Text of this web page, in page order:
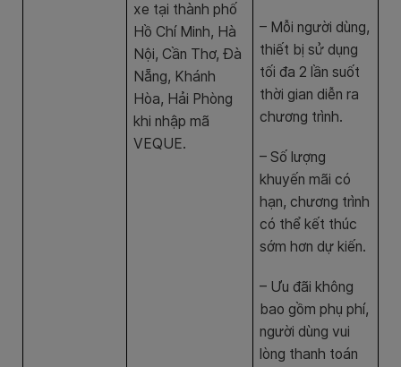
xe tại thành phố
Hồ Chí Minh, Hà
Nội, Cần Thơ, Đà
Nẵng, Khánh
Hòa, Hải Phòng
khi nhập mã
VEQUE.
– Mỗi người dùng,
thiết bị sử dụng
tối đa 2 lần suốt
thời gian diễn ra
chương trình.
– Số lượng
khuyến mãi có
hạn, chương trình
có thể kết thúc
sớm hơn dự kiến.
– Ưu đãi không
bao gồm phụ phí,
người dùng vui
lòng thanh toán